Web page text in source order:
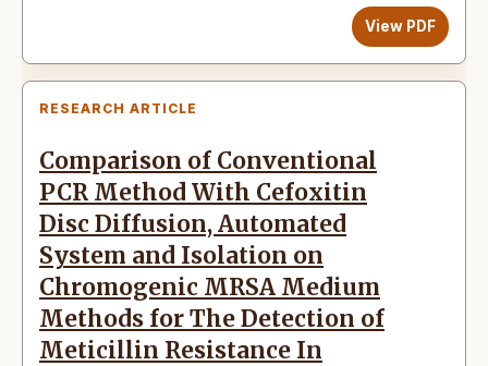
View PDF
RESEARCH ARTICLE
Comparison of Conventional
PCR Method With Cefoxitin
Disc Diffusion, Automated
System and Isolation on
Chromogenic MRSA Medium
Methods for The Detection of
Meticillin Resistance In